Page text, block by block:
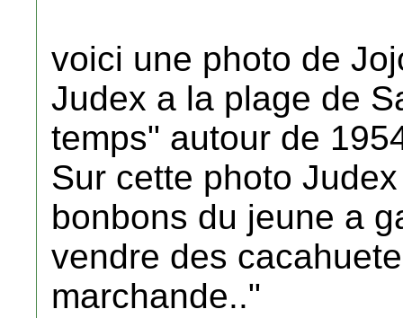
voici une photo de
Judex a la plage de
temps" autour de
Sur cette photo
bonbons du jeune a
vendre des
marchande.."